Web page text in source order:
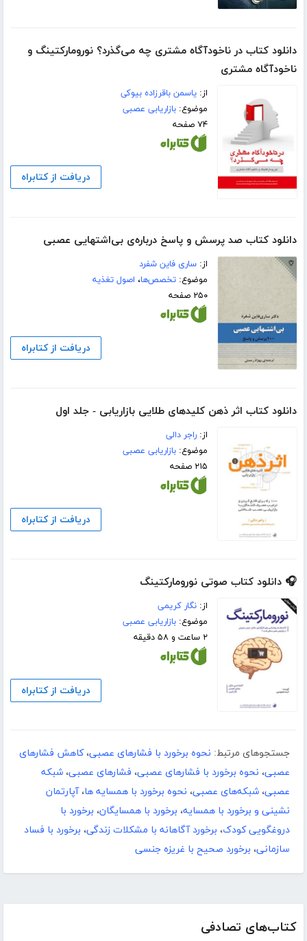
کتاب‌های تصادفی
دانلود کتاب در ناخودآگاه ‌مشتری ‌چه ‌می‌گذرد؟ نورومارکتینگ و
ناخودآگاه مشتری
از:یاسمن باقرزاده بیوکی
موضوع:بازاریابی عصبی
۷۴ صفحه
دریافت از کتابراه
دانلود کتاب صد پرسش و پاسخ درباره‌ی بی‌اشتهایی عصبی
از:ساری فاین شفرد
موضوع:تخصص‌ها، اصول تغذیه
۲۵۰ صفحه
دریافت از کتابراه
دانلود کتاب اثر ذهن کلیدهای طلایی بازاریابی - جلد اول
از:راجر دالی
موضوع:بازاریابی عصبی
۲۱۵ صفحه
دریافت از کتابراه
🎧 دانلود کتاب صوتی نورومارکتینگ
از:نگار کریمی
موضوع:بازاریابی عصبی
۲ ساعت و ۵۸ دقیقه
دریافت از کتابراه
جستجوهای مرتبط: نحوه برخورد با فشارهای عصبی،کاهش فشارهای
عصبی، نحوه برخورد با فشارهای عصبی، فشارهای عصبی، شبکه
عصبی، شبکه‌های عصبی، نحوه برخورد با همسایه ها،آپارتمان
نشینی و برخورد با همسایه، برخورد با همسایگان، برخورد با
دروغگویی کودک، برخورد آگاهانه با مشکلات زندگی، برخورد با فساد
سازمانی، برخورد صحیح با غریزه جنسی